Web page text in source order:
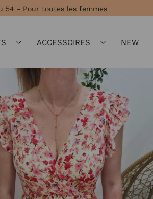
54 - Pour toutes les femmes
ACCESSOIRES NEW